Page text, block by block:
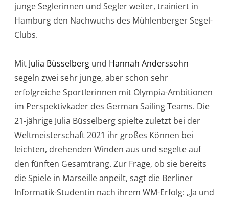
junge Seglerinnen und Segler weiter, trainiert in
Hamburg den Nachwuchs des Mühlenberger Segel-
Clubs.
Mit Julia Büsselberg und Hannah Anderssohn
segeln zwei sehr junge, aber schon sehr
erfolgreiche Sportlerinnen mit Olympia-Ambitionen
im Perspektivkader des German Sailing Teams. Die
21-jährige Julia Büsselberg spielte zuletzt bei der
Weltmeisterschaft 2021 ihr großes Können bei
leichten, drehenden Winden aus und segelte auf
den fünften Gesamtrang. Zur Frage, ob sie bereits
die Spiele in Marseille anpeilt, sagt die Berliner
Informatik-Studentin nach ihrem WM-Erfolg: „Ja und